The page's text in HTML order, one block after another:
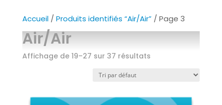
Accueil/ Produits identifiés “Air/Air”/ Page 3
Air/Air
Affichage de 19–27 sur 37 résultats